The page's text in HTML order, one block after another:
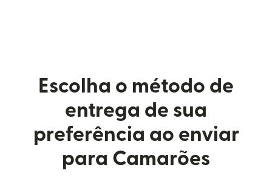
Escolha o método de
entrega de sua
preferência ao enviar
para Camarões